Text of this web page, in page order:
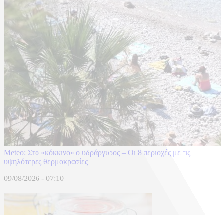
Meteo: Στο «κόκκινο» ο υδράργυρος – Οι 8 περιοχές με τις
υψηλότερες θερμοκρασίες
09/08/2026 - 07:10